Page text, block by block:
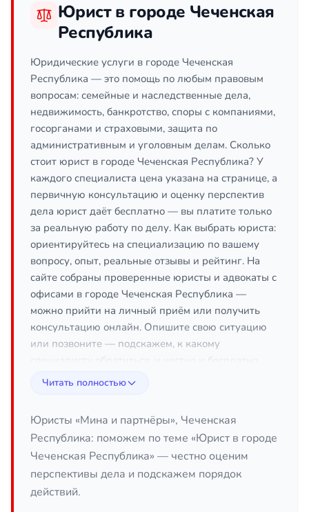
Юрист в городе Чеченская
Республика
Юридические услуги в городе Чеченская
Республика — это помощь по любым правовым
вопросам: семейные и наследственные дела,
недвижимость, банкротство, споры с компаниями,
госорганами и страховыми, защита по
административным и уголовным делам. Сколько
стоит юрист в городе Чеченская Республика? У
каждого специалиста цена указана на странице, а
первичную консультацию и оценку перспектив
дела юрист даёт бесплатно — вы платите только
за реальную работу по делу. Как выбрать юриста:
ориентируйтесь на специализацию по вашему
вопросу, опыт, реальные отзывы и рейтинг. На
сайте собраны проверенные юристы и адвокаты с
офисами в городе Чеченская Республика —
можно прийти на личный приём или получить
консультацию онлайн. Опишите свою ситуацию
или позвоните — подскажем, к какому
оценим перспективы вашего дела.
Читать полностью
Юристы «Мина и партнёры», Чеченская
Республика: поможем по теме «Юрист в городе
Чеченская Республика» — честно оценим
перспективы дела и подскажем порядок
действий.